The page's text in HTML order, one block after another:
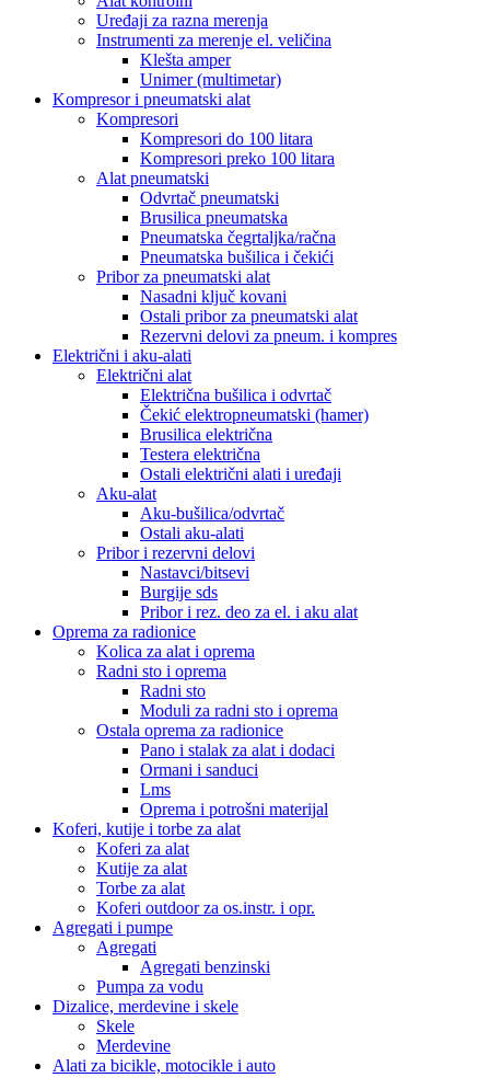
Uređaji za razna merenja
Instrumenti za merenje el. veličina
Klešta amper
Unimer (multimetar)
Kompresor i pneumatski alat
Kompresori
Kompresori do 100 litara
Kompresori preko 100 litara
Alat pneumatski
Odvrtač pneumatski
Brusilica pneumatska
Pneumatska čegrtaljka/račna
Pneumatska bušilica i čekići
Pribor za pneumatski alat
Nasadni ključ kovani
Ostali pribor za pneumatski alat
Rezervni delovi za pneum. i kompres
Električni i aku-alati
Električni alat
Električna bušilica i odvrtač
Čekić elektropneumatski (hamer)
Brusilica električna
Testera električna
Ostali električni alati i uređaji
Aku-alat
Aku-bušilica/odvrtač
Ostali aku-alati
Pribor i rezervni delovi
Nastavci/bitsevi
Burgije sds
Pribor i rez. deo za el. i aku alat
Oprema za radionice
Kolica za alat i oprema
Radni sto i oprema
Radni sto
Moduli za radni sto i oprema
Ostala oprema za radionice
Pano i stalak za alat i dodaci
Ormani i sanduci
Lms
Oprema i potrošni materijal
Koferi, kutije i torbe za alat
Koferi za alat
Kutije za alat
Torbe za alat
Koferi outdoor za os.instr. i opr.
Agregati i pumpe
Agregati
Agregati benzinski
Pumpa za vodu
Dizalice, merdevine i skele
Skele
Merdevine
Alati za bicikle, motocikle i auto